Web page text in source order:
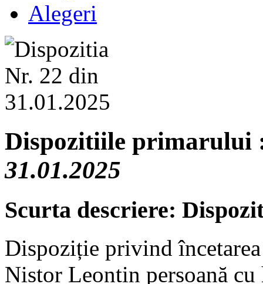
Alegeri
Dispozitiile
31.01.2025
Scurta descriere:
Dispoziție privind
Nistor Leontin persoană